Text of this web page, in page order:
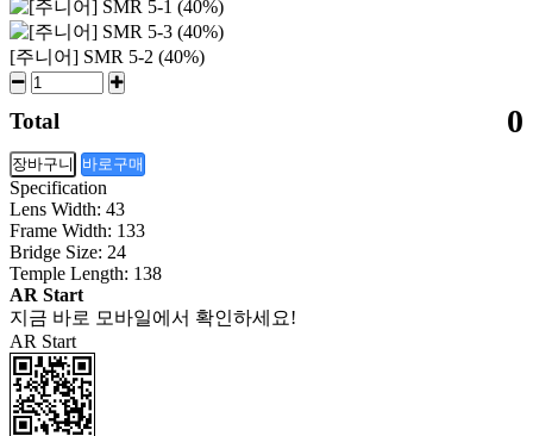
[주니어] SMR 5-2 (40%)
Total 0
장바구니 바로구매
Specification
Lens Width: 43
Frame Width: 133
Bridge Size: 24
Temple Length: 138
AR Start
지금 바로 모바일에서 확인하세요!
AR Start